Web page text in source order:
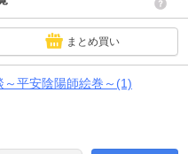
まとめ買い
～平安陰陽師絵巻～(1)